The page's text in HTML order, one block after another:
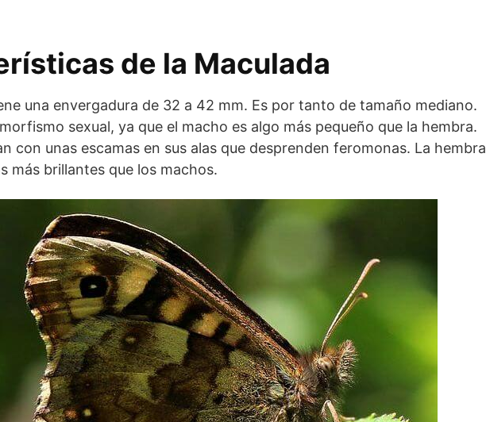
de la Maculada
una envergadura de 32 a 42 mm. Es por tanto de tamaño mediano.
sexual, ya que el macho es algo más pequeño que la hembra.
con unas escamas en sus alas que desprenden feromonas. La hembra
más brillantes que los machos.